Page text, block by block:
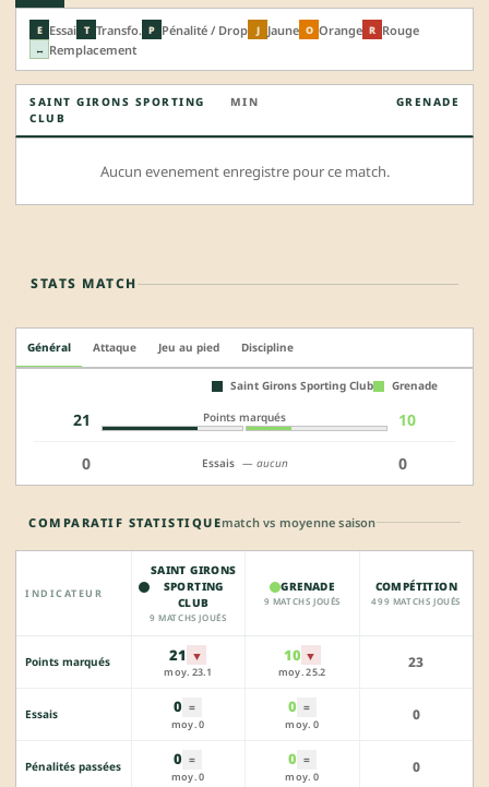
E Essai T Transfo. P Pénalité / Drop J Jaune O Orange R Rouge
↔ Remplacement
SAINT GIRONS SPORTING
CLUB
MIN GRENADE
Aucun evenement enregistre pour ce match.
STATS MATCH
Général Attaque Jeu au pied Discipline
Saint Girons Sporting Club Grenade
21 Points marqués 10
0 Essais — aucun 0
COMPARATIF STATISTIQUEmatch vs moyenne saison
INDICATEUR
SAINT GIRONS
SPORTING
CLUB
9 MATCHS JOUÉS
GRENADE
9 MATCHS JOUÉS
COMPÉTITION
499 MATCHS JOUÉS
Points marqués 21 ▼
moy. 23.1
10 ▼
moy. 25.2
23
Essais 0 =
moy. 0
0 =
moy. 0
0
Pénalités passées 0 =
moy. 0
0 =
moy. 0
0